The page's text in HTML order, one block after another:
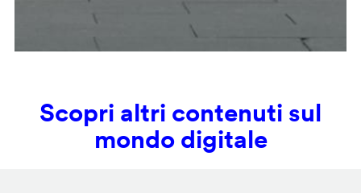
Scopri altri contenuti sul
mondo digitale